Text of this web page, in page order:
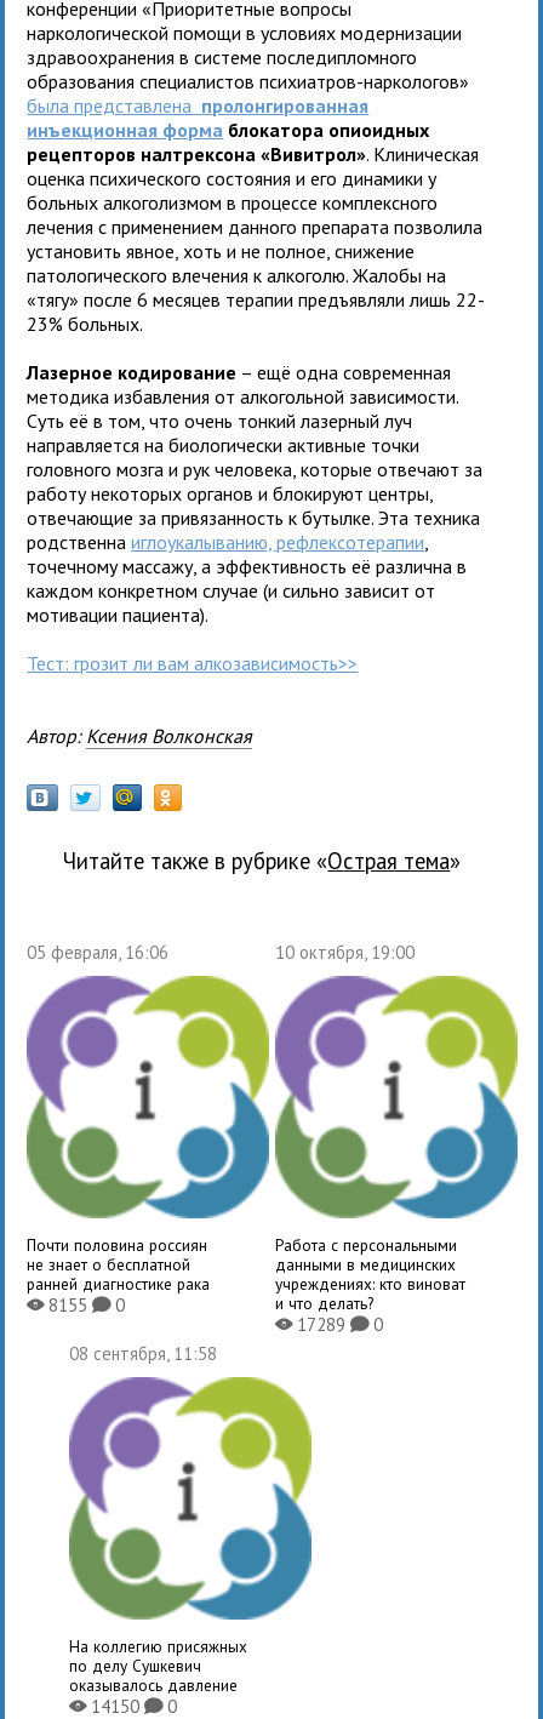
конференции «Приоритетные вопросы
наркологической помощи в условиях модернизации
здравоохранения в системе последипломного
образования специалистов психиатров-наркологов»
была представлена пролонгированная
инъекционная форма блокатора опиоидных
рецепторов налтрексона «Вивитрол». Клиническая
оценка психического состояния и его динамики у
больных алкоголизмом в процессе комплексного
лечения с применением данного препарата позволила
установить явное, хоть и не полное, снижение
патологического влечения к алкоголю. Жалобы на
«тягу» после 6 месяцев терапии предъявляли лишь 22-
23% больных.
Лазерное кодирование – ещё одна современная
методика избавления от алкогольной зависимости.
Суть её в том, что очень тонкий лазерный луч
направляется на биологически активные точки
головного мозга и рук человека, которые отвечают за
работу некоторых органов и блокируют центры,
отвечающие за привязанность к бутылке. Эта техника
родственнаиглоукалыванию, рефлексотерапии
точечному массажу, а эффективность её различна в
каждом конкретном случае (и сильно зависит от
мотивации пациента).
Тест: грозит ли вам алкозависимость>>
Автор: Ксения Волконская
Читайте также в рубрике « Острая тема»
05 февраля, 16:06
Почти половина россиян
не знает о бесплатной
ранней диагностике рака
X8155K0
10 октября, 19:00
Работа с персональными
данными в медицинских
учреждениях: кто виноват
и что делать?
X17289 K0
08 сентября, 11:58
На коллегию присяжных
по делу Сушкевич
оказывалось давление
X14150K0